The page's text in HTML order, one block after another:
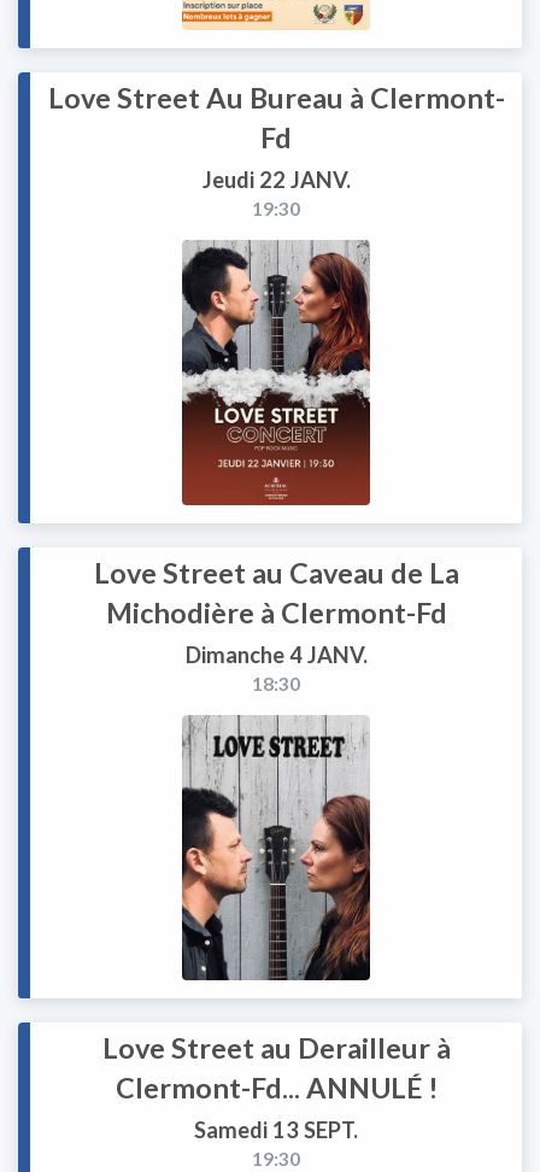
Love Street Au Bureau à Clermont-
Fd
Jeudi 22 JANV.
19:30
Love Street au Caveau de La
Michodière à Clermont-Fd
Dimanche 4 JANV.
18:30
Love Street au Derailleur à
Clermont-Fd... ANNULÉ !
Samedi 13 SEPT.
19:30